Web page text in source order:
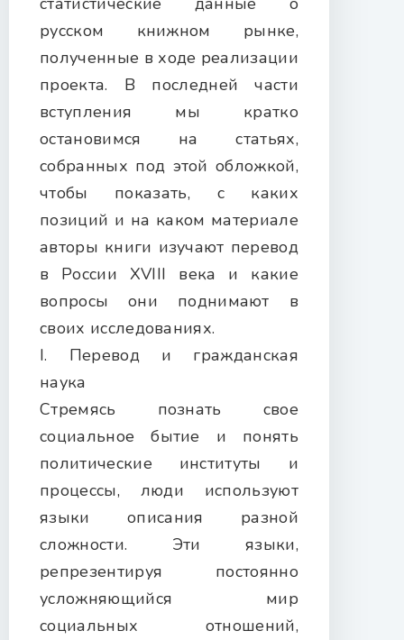
русском книжном рынке,
полученные в ходе реализации
проекта. В последней части
вступления мы кратко
остановимся на статьях,
собранных под этой обложкой,
чтобы показать, с каких
позиций и на каком материале
авторы книги изучают перевод
в России XVIII века и какие
вопросы они поднимают в
своих исследованиях.
I. Перевод и гражданская
наука
Стремясь познать свое
социальное бытие и понять
политические институты и
процессы, люди используют
языки описания разной
сложности. Эти языки,
репрезентируя постоянно
усложняющийся мир
социальных отношений,